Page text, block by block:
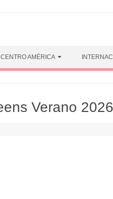
AMÉRICA
Verano 2026